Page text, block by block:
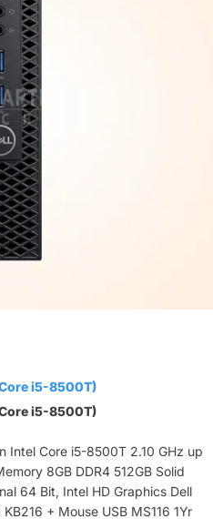
i5-8500T)
i5-8500T)
Intel Core i5-8500T 2.10 GHz up
8GB DDR4 512GB Solid
64 Bit, Intel HD Graphics Dell
+ Mouse USB MS116 1Yr